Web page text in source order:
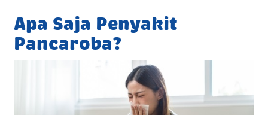
Apa Saja Penyakit
Pancaroba?